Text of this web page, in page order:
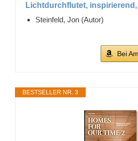
Lichtdurchflutet,
Steinfeld, Jon (Autor)
Bei
BESTSELLER NR. 3